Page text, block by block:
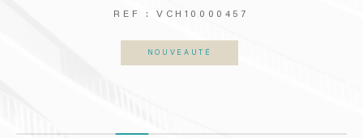
REF : VCH10000457
NOUVEAUTÉ